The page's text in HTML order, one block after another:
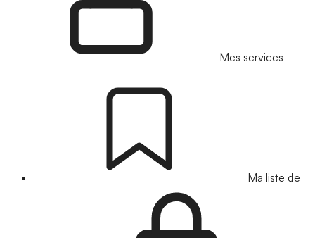
Mes services
Ma liste de